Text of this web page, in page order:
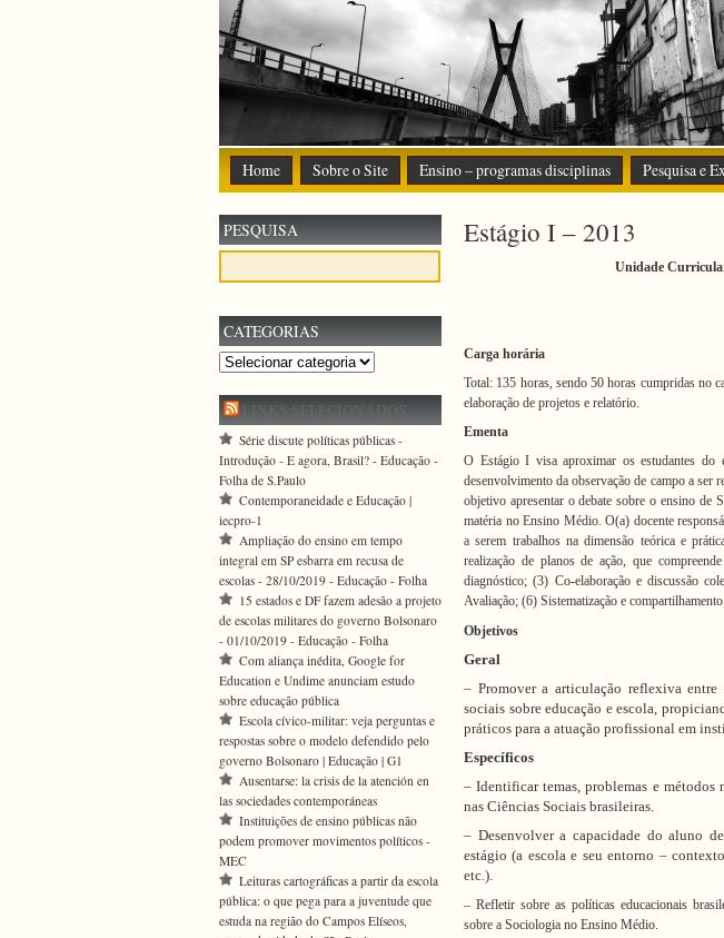
Home Sobre o Site Ensino – programas disciplinas Pesquisa e
Estágio I – 2013
Unidade
Carga horária
Total: 135 horas, sendo 50 horas cumpridas no
elaboração de projetos e relatório.
Ementa
O Estágio I visa aproximar os estudantes do
desenvolvimento da observação de campo a ser
objetivo apresentar o debate sobre o ensino de
matéria no Ensino Médio. O(a) docente
a serem trabalhos na dimensão teórica e
realização de planos de ação, que
diagnóstico; (3) Co-elaboração e discussão
Avaliação; (6) Sistematização e
Objetivos
Geral
– Promover a articulação reflexiva
sociais sobre educação e escola,
práticos para a atuação profissional em
Específicos
– Identificar temas, problemas e métodos
nas Ciências Sociais brasileiras.
– Desenvolver a capacidade do aluno
estágio (a escola e seu entorno –
etc.).
– Refletir sobre as políticas educacionais
sobre a Sociologia no Ensino Médio.
PESQUISA
CATEGORIAS
Categorias
LINKS SELECIONADOS
Série discute políticas públicas -
Introdução - E agora, Brasil? - Educação -
Folha de S.Paulo
Contemporaneidade e Educação |
iecpro-1
Ampliação do ensino em tempo
integral em SP esbarra em recusa de
escolas - 28/10/2019 - Educação - Folha
15 estados e DF fazem adesão a projeto
de escolas militares do governo Bolsonaro
- 01/10/2019 - Educação - Folha
Com aliança inédita, Google for
Education e Undime anunciam estudo
sobre educação pública
Escola cívico-militar: veja perguntas e
respostas sobre o modelo defendido pelo
governo Bolsonaro | Educação | G1
Ausentarse: la crisis de la atención en
las sociedades contemporáneas
Instituições de ensino públicas não
podem promover movimentos políticos -
MEC
Leituras cartográficas a partir da escola
pública: o que pega para a juventude que
estuda na região do Campos Elíseos,